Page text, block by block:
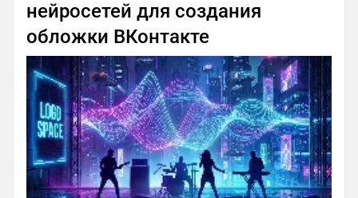
нейросетей для создания
обложки ВКонтакте